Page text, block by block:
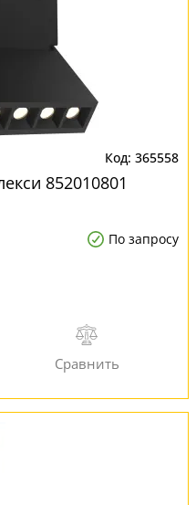
365558
852010801
По запросу